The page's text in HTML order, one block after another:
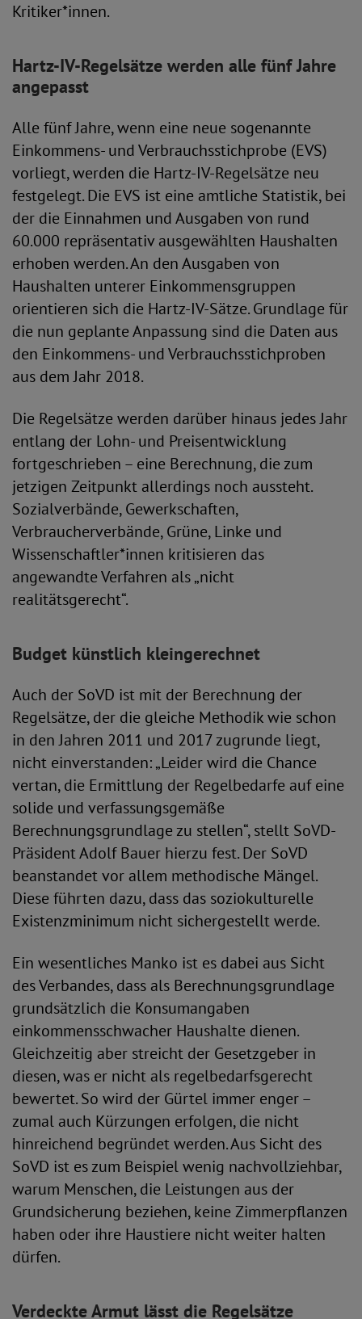
Kritiker*innen.
Hartz-IV-Regelsätze werden alle fünf Jahre
angepasst
Alle fünf Jahre, wenn eine neue sogenannte
Einkommens- und Verbrauchsstichprobe (EVS)
vorliegt, werden die Hartz-IV-Regelsätze neu
festgelegt. Die EVS ist eine amtliche Statistik, bei
der die Einnahmen und Ausgaben von rund
60.000 repräsentativ ausgewählten Haushalten
erhoben werden. An den Ausgaben von
Haushalten unterer Einkommensgruppen
orientieren sich die Hartz-IV-Sätze. Grundlage für
die nun geplante Anpassung sind die Daten aus
den Einkommens- und Verbrauchsstichproben
aus dem Jahr 2018.
Die Regelsätze werden darüber hinaus jedes Jahr
entlang der Lohn- und Preisentwicklung
fortgeschrieben – eine Berechnung, die zum
jetzigen Zeitpunkt allerdings noch aussteht.
Sozialverbände, Gewerkschaften,
Verbraucherverbände, Grüne, Linke und
Wissenschaftler*innen kritisieren das
angewandte Verfahren als „nicht
realitätsgerecht“.
Budget künstlich kleingerechnet
Auch der SoVD ist mit der Berechnung der
Regelsätze, der die gleiche Methodik wie schon
in den Jahren 2011 und 2017 zugrunde liegt,
nicht einverstanden: „Leider wird die Chance
vertan, die Ermittlung der Regelbedarfe auf eine
solide und verfassungsgemäße
Berechnungsgrundlage zu stellen“, stellt SoVD-
Präsident Adolf Bauer hierzu fest. Der SoVD
beanstandet vor allem methodische Mängel.
Diese führten dazu, dass das soziokulturelle
Existenzminimum nicht sichergestellt werde.
Ein wesentliches Manko ist es dabei aus Sicht
des Verbandes, dass als Berechnungsgrundlage
grundsätzlich die Konsumangaben
einkommensschwacher Haushalte dienen.
Gleichzeitig aber streicht der Gesetzgeber in
diesen, was er nicht als regelbedarfsgerecht
bewertet. So wird der Gürtel immer enger –
zumal auch Kürzungen erfolgen, die nicht
hinreichend begründet werden. Aus Sicht des
SoVD ist es zum Beispiel wenig nachvollziehbar,
warum Menschen, die Leistungen aus der
Grundsicherung beziehen, keine Zimmerpflanzen
haben oder ihre Haustiere nicht weiter halten
dürfen.
Verdeckte Armut lässt die Regelsätze